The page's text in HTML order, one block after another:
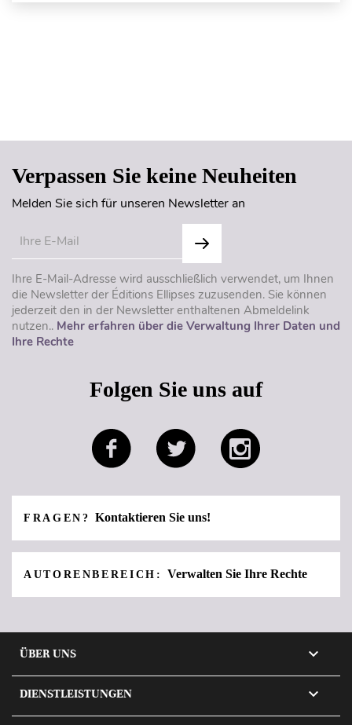
Verpassen Sie keine Neuheiten
Melden Sie sich für unseren Newsletter an
Ihre E-Mail-Adresse wird ausschließlich verwendet, um Ihnen
die Newsletter der Éditions Ellipses zuzusenden. Sie können
jederzeit den in der Newsletter enthaltenen Abmeldelink
nutzen.. Mehr erfahren über die Verwaltung Ihrer Daten und
Ihre Rechte
Folgen Sie uns auf
FRAGEN?Kontaktieren Sie uns!
AUTORENBEREICH:Verwalten Sie Ihre Rechte
ÜBER UNS 
DIENSTLEISTUNGEN 